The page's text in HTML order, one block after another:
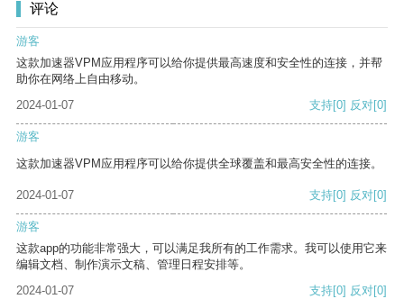
评论
游客
这款加速器VPM应用程序可以给你提供最高速度和安全性的连接，并帮
助你在网络上自由移动。
2024-01-07
支持[0] 反对[0]
游客
这款加速器VPM应用程序可以给你提供全球覆盖和最高安全性的连接。
2024-01-07 支持[0] 反对[0]
游客
这款app的功能非常强大，可以满足我所有的工作需求。我可以使用它来
编辑文档、制作演示文稿、管理日程安排等。
2024-01-07
支持[0] 反对[0]